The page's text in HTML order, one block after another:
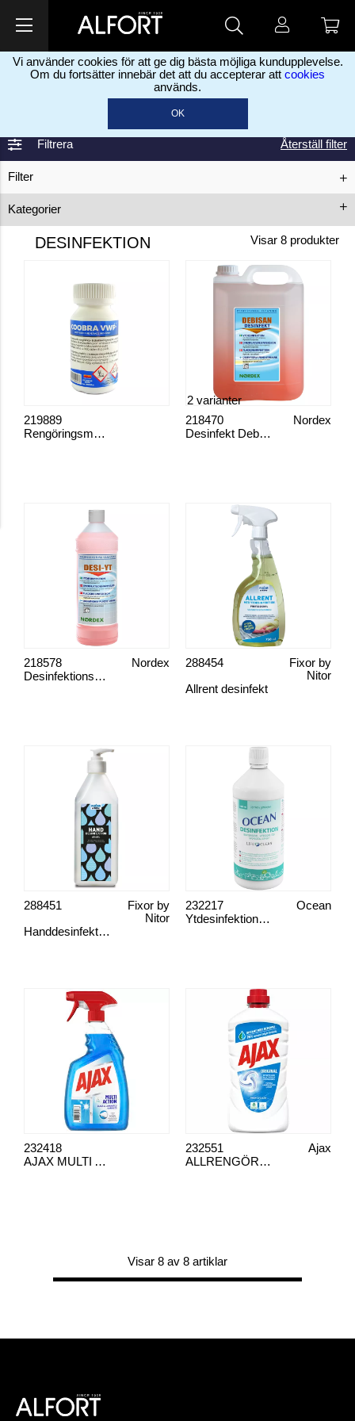
Vi använder cookies för att ge dig bästa möjliga kundupplevelse.
Om du fortsätter innebär det att du accepterar att cookies
används.
OK
Städmaterial & Rengöring >
Filtrera
Filter
Kategorier
Återställ filter
DESINFEKTION Visar 8 produkter
Rengöringsmedel VWP
219889
Desinfekt Debisan
Nordex
218470
2 varianter
Desinfektionsmedel Desi-yt
Nordex
218578
Allrent desinfekt
Fixor by
Nitor
288454
Handdesinfektion gel
Fixor by
Nitor
288451
Ytdesinfektion, Ocean
Ocean
232217
AJAX MULTI ACTION SPRAY 750 ML
232418
ALLRENGÖRING, AJAX ORIGINAL
Ajax
232551
Visar 8 av 8 artiklar